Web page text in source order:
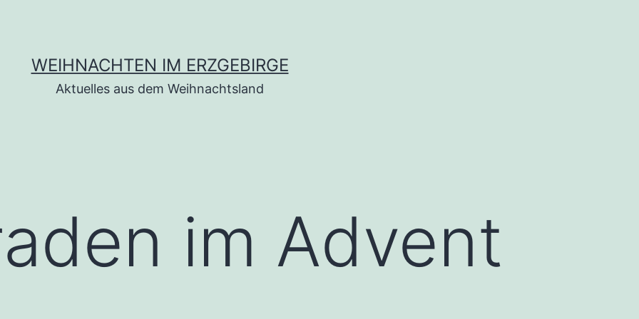
WEIHNACHTEN IM ERZGEBIRGE
Aktuelles aus dem Weihnachtsland
im Advent